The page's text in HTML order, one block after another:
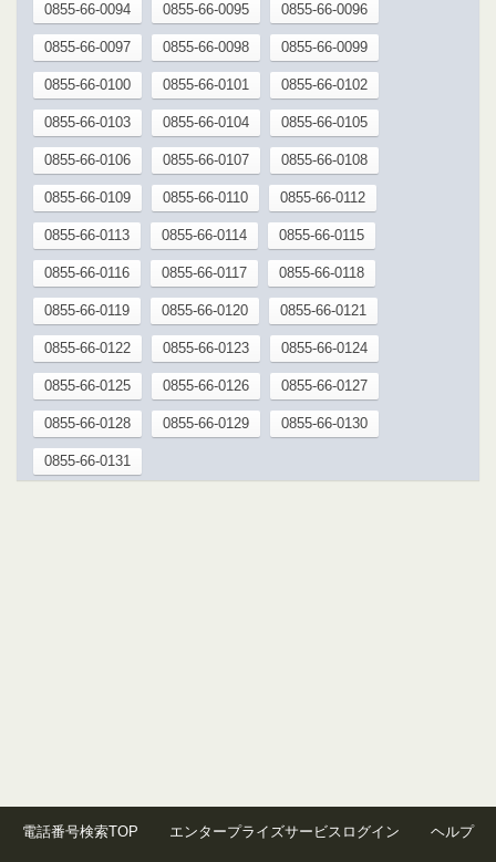
0855-66-0094 0855-66-0095 0855-66-0096
0855-66-0097 0855-66-0098 0855-66-0099
0855-66-0100 0855-66-0101 0855-66-0102
0855-66-0103 0855-66-0104 0855-66-0105
0855-66-0106 0855-66-0107 0855-66-0108
0855-66-0109 0855-66-0110 0855-66-0112
0855-66-0113 0855-66-0114 0855-66-0115
0855-66-0116 0855-66-0117 0855-66-0118
0855-66-0119 0855-66-0120 0855-66-0121
0855-66-0122 0855-66-0123 0855-66-0124
0855-66-0125 0855-66-0126 0855-66-0127
0855-66-0128 0855-66-0129 0855-66-0130
0855-66-0131
電話番号検索TOP エンタープライズサービスログイン ヘルプ